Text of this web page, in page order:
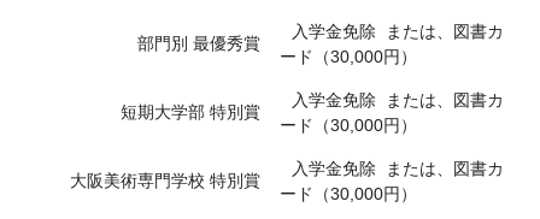
部門別 最優秀賞
入学金免除 または、図書カ
ード（30,000円）
短期大学部 特別賞
入学金免除 または、図書カ
ード（30,000円）
大阪美術専門学校 特別賞
入学金免除 または、図書カ
ード（30,000円）